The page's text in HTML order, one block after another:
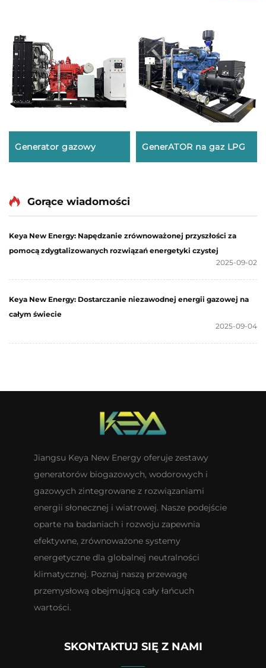
Generator gazowy GenerATOR na gaz LPG
Gorące wiadomości
Keya New Energy: Napędzanie zrównoważonej przyszłości za
pomocą zdygtalizowanych rozwiązań energetyki czystej
2025-09-02
Keya New Energy: Dostarczanie niezawodnej energii gazowej na
całym świecie
2025-09-04
Jiangsu Keya New Energy oferuje zestawy
generatorów biogazowych, wodorowych i
gazowych zintegrowane z rozwiązaniami
energii słonecznej i wiatrowej. Nasze podejście
oparte na badaniach i rozwoju zapewnia
efektywne, zrównoważone systemy
energetyczne dla globalnej neutralności
klimatycznej. Poznaj naszą przewagę
przemysłową obejmującą cały łańcuch
wartości.
SKONTAKTUJ SIĘ Z NAMI